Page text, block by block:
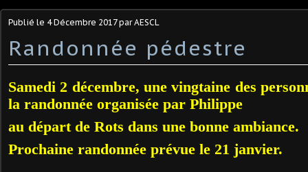
Publié le 4 Décembre 2017par AESCL
Randonnée pédestre
Samedi 2 décembre, une vingtaine des
la randonnée organisée par Philippe
au départ de Rots dans une bonne ambiance.
Prochaine randonnée prévue le 21 janvier.